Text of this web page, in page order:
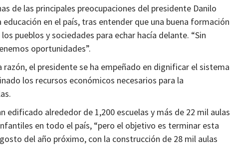
de las principales preocupaciones del presidente Danilo
en el país, tras entender que una buena formación
pueblos y sociedades para echar hacía delante. “Sin
oportunidades”.
el presidente se ha empeñado en dignificar el sistema
los recursos económicos necesarios para la
edificado alrededor de 1,200 escuelas y más de 22 mil aulas
en todo el país, “pero el objetivo es terminar esta
del año próximo, con la construcción de 28 mil aulas